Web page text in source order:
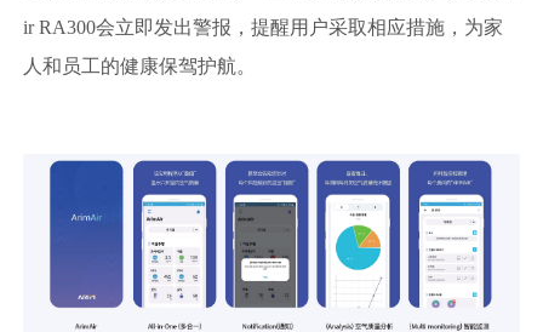
ir RA300会立即发出警报，提醒用户采取相应措施，为家
人和员工的健康保驾护航。